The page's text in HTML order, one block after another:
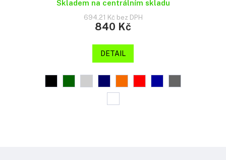
Skladem na centrálním skladu
694,21 Kč bez DPH
840 Kč
DETAIL